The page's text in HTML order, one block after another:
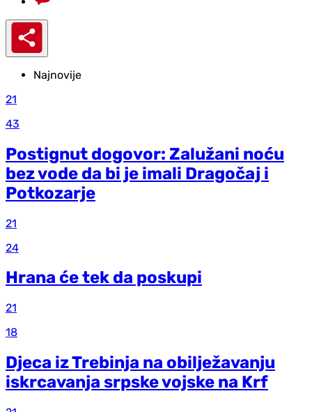
Najnovije
21
43
Postignut dogovor: Zalužani noću
bez vode da bi je imali Dragočaj i
Potkozarje
21
24
Hrana će tek da poskupi
21
18
Djeca iz Trebinja na obilježavanju
iskrcavanja srpske vojske na Krf